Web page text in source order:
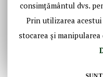
consimțământul dvs.
Prin utilizarea
stocarea și
Social